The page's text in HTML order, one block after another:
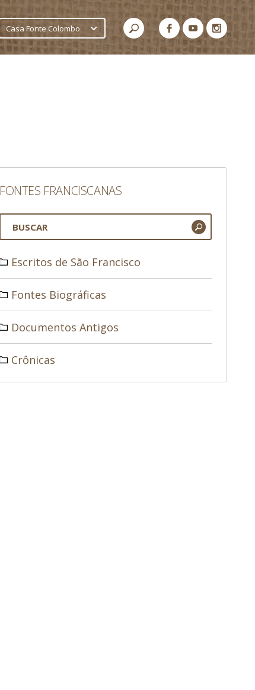
Casa Fonte Colombo
FONTES FRANCISCANAS
Escritos de São Francisco
Fontes Biográficas
Documentos Antigos
Crônicas